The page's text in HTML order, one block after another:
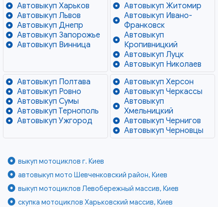
Автовыкуп Харьков
Автовыкуп Львов
Автовыкуп Днепр
Автовыкуп Запорожье
Автовыкуп Винница
Автовыкуп Житомир
Автовыкуп Ивано-
Франковск
Автовыкуп
Кропивницкий
Автовыкуп Луцк
Автовыкуп Николаев
Автовыкуп Полтава
Автовыкуп Ровно
Автовыкуп Сумы
Автовыкуп Тернополь
Автовыкуп Ужгород
Автовыкуп Херсон
Автовыкуп Черкассы
Автовыкуп
Хмельницкий
Автовыкуп Чернигов
Автовыкуп Черновцы
выкуп мотоциклов г. Киев
автовыкуп мото Шевченковский район, Киев
выкуп мотоциклов Левобережный массив, Киев
скупка мотоциклов Харьковский массив, Киев